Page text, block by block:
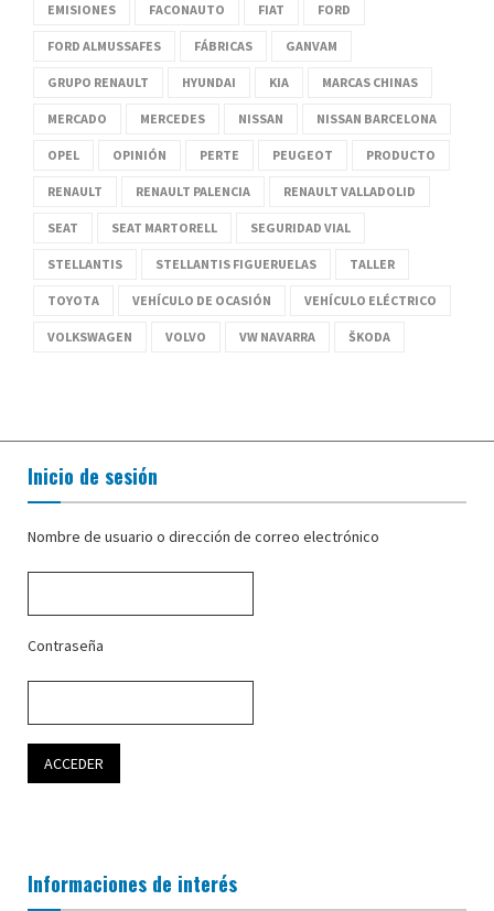
EMISIONES FACONAUTO FIAT FORD
FORD ALMUSSAFES FÁBRICAS GANVAM
GRUPO RENAULT HYUNDAI KIA MARCAS CHINAS
MERCADO MERCEDES NISSAN NISSAN BARCELONA
OPEL OPINIÓN PERTE PEUGEOT PRODUCTO
RENAULT RENAULT PALENCIA RENAULT VALLADOLID
SEAT SEAT MARTORELL SEGURIDAD VIAL
STELLANTIS STELLANTIS FIGUERUELAS TALLER
TOYOTA VEHÍCULO DE OCASIÓN VEHÍCULO ELÉCTRICO
VOLKSWAGEN VOLVO VW NAVARRA ŠKODA
Inicio de sesión
Nombre de usuario o dirección de correo electrónico
Contraseña
Informaciones de interés